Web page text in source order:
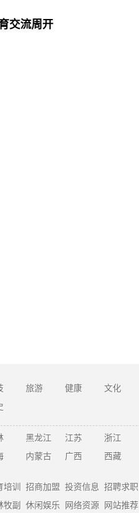
交流周开
旅游 健康 文化
黑龙江 江苏 浙江
内蒙古 广西 西藏
训 招商加盟 投资信息 招聘求职
牧副 休闲娱乐 网络资源 网站推荐